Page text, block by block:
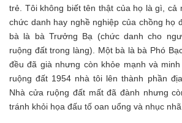
trẻ. Tôi không biết tên thật của họ là gì, cả
chức danh hay nghề nghiệp của chồng họ
bà là bà Trưởng Bạ (chức danh cho
ruộng đất trong làng). Một bà là bà Phó
đều đã già nhưng còn khỏe mạnh và
ruộng đất 1954 nhà tôi lên thành phần
Nhà cửa ruộng đất mất đã đành nhưng
tránh khỏi họa đấu tố oan uổng và nhục